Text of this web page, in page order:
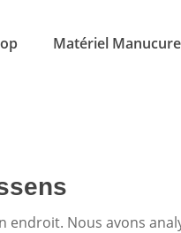
Matériel Manucure
endroit. Nous avons